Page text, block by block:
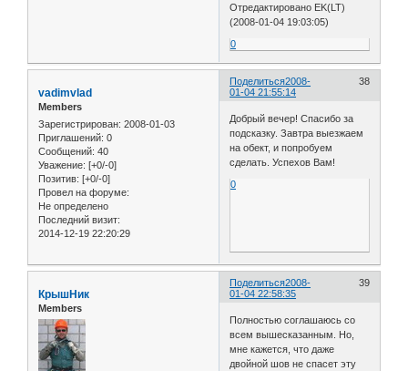
Отредактировано EK(LT)
(2008-01-04 19:03:05)
0
Поделиться 38
2008-
01-04 21:55:14
vadimvlad
Members
Зарегистрирован: 2008-01-03
Приглашений: 0
Сообщений: 40
Уважение: [+0/-0]
Позитив: [+0/-0]
Провел на форуме:
Не определено
Последний визит:
2014-12-19 22:20:29
Добрый вечер! Спасибо за
подсказку. Завтра выезжаем
на обект, и попробуем
сделать. Успехов Вам!
0
Поделиться 39
2008-
01-04 22:58:35
КрышНик
Members
Полностью соглашаюсь со
всем вышесказанным. Но,
мне кажется, что даже
двойной шов не спасет эту